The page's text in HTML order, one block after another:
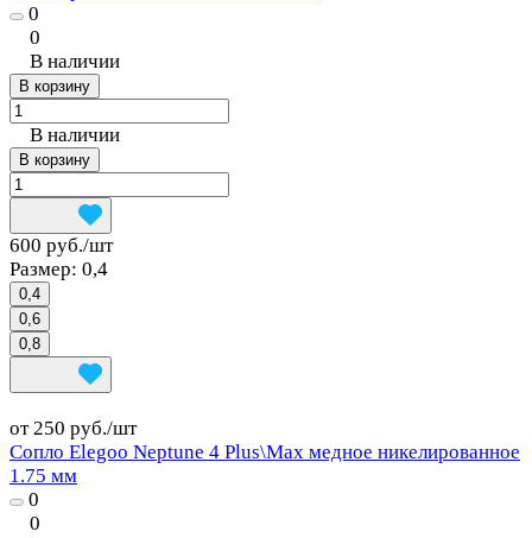
0
0
В наличии
В корзину
В наличии
В корзину
600 руб./шт
Размер: 0,4
0,4
0,6
0,8
от 250 руб./шт
Сопло Elegoo Neptune 4 Plus\Max медное никелированное
1.75 мм
0
0